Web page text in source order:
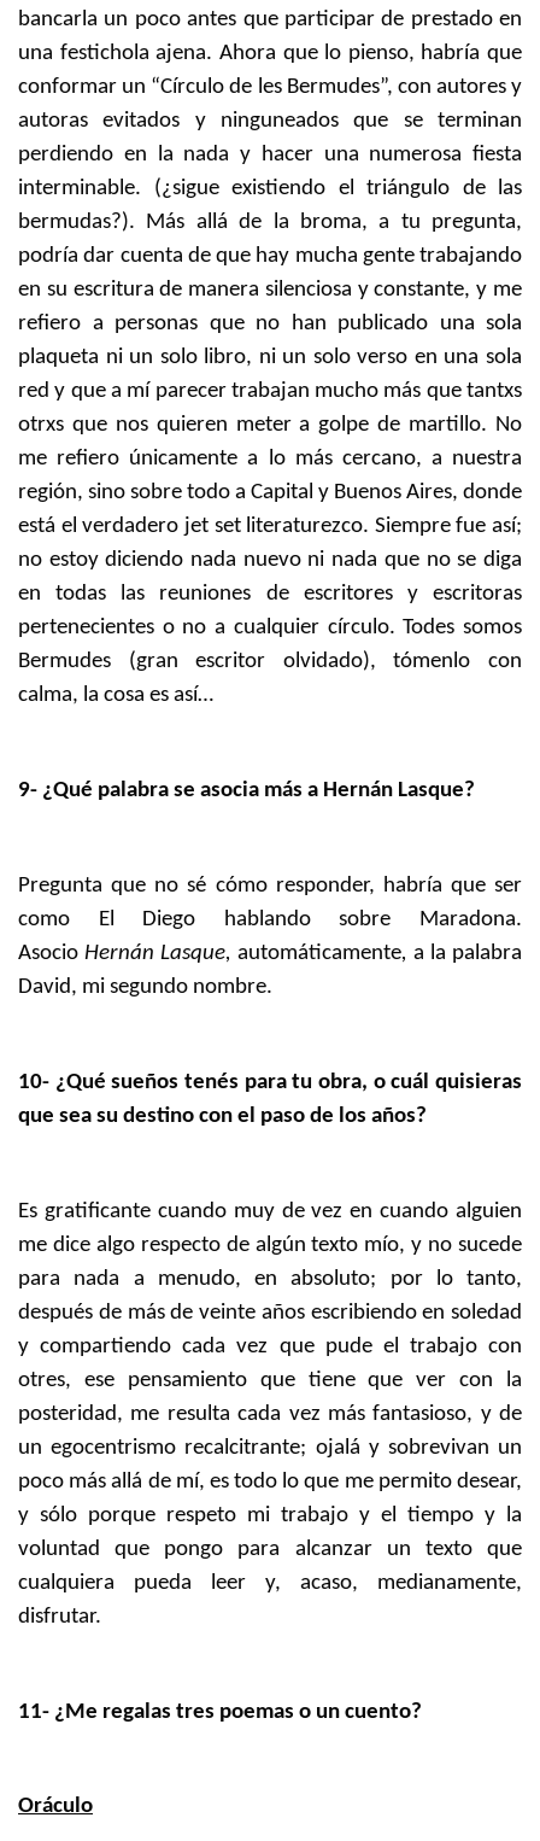
bancarla un poco antes que participar de prestado en
una festichola ajena. Ahora que lo pienso, habría que
conformar un “Círculo de les Bermudes”, con autores y
autoras evitados y ninguneados que se terminan
perdiendo en la nada y hacer una numerosa fiesta
interminable. (¿sigue existiendo el triángulo de las
bermudas?). Más allá de la broma, a tu pregunta,
podría dar cuenta de que hay mucha gente trabajando
en su escritura de manera silenciosa y constante, y me
refiero a personas que no han publicado una sola
plaqueta ni un solo libro, ni un solo verso en una sola
red y que a mí parecer trabajan mucho más que tantxs
otrxs que nos quieren meter a golpe de martillo. No
me refiero únicamente a lo más cercano, a nuestra
región, sino sobre todo a Capital y Buenos Aires, donde
está el verdadero jet set literaturezco. Siempre fue así;
no estoy diciendo nada nuevo ni nada que no se diga
en todas las reuniones de escritores y escritoras
pertenecientes o no a cualquier círculo. Todes somos
Bermudes (gran escritor olvidado), tómenlo con
calma, la cosa es así…
9- ¿Qué palabra se asocia más a Hernán Lasque?
Pregunta que no sé cómo responder, habría que ser
como El Diego hablando sobre Maradona.
Asocio Hernán Lasque, automáticamente, a la palabra
David, mi segundo nombre.
10- ¿Qué sueños tenés para tu obra, o cuál quisieras
que sea su destino con el paso de los años?
Es gratificante cuando muy de vez en cuando alguien
me dice algo respecto de algún texto mío, y no sucede
para nada a menudo, en absoluto; por lo tanto,
después de más de veinte años escribiendo en soledad
y compartiendo cada vez que pude el trabajo con
otres, ese pensamiento que tiene que ver con la
posteridad, me resulta cada vez más fantasioso, y de
un egocentrismo recalcitrante; ojalá y sobrevivan un
poco más allá de mí, es todo lo que me permito desear,
y sólo porque respeto mi trabajo y el tiempo y la
voluntad que pongo para alcanzar un texto que
cualquiera pueda leer y, acaso, medianamente,
disfrutar.
11- ¿Me regalas tres poemas o un cuento?
Oráculo